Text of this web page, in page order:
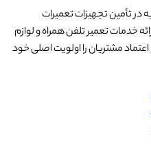
به ۲۰ سال تجربه در تأمین تجهیزات تعمیرات
خدمات تعمیر تلفن همراه و لوازم
مشتریان را اولویت اصلی خود